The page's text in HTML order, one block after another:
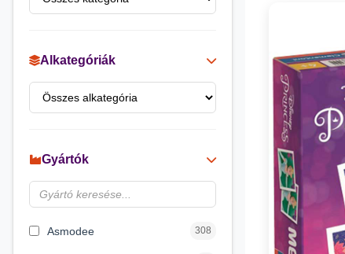
Alkategóriák
Gyártók
Asmodee 308